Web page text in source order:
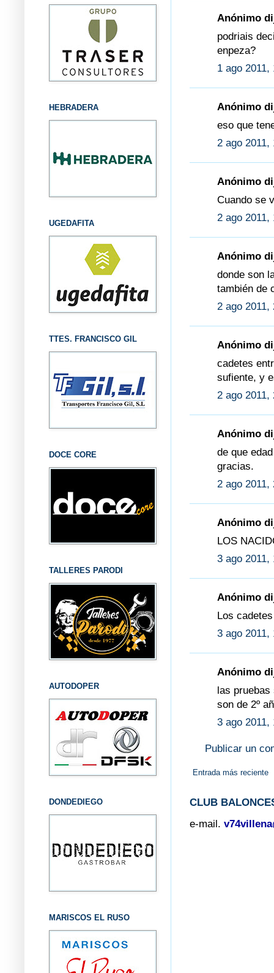
Anónimo
podriais
enpeza?
1 ago 2011,
Anónimo
eso que
2 ago 2011,
Anónimo
Cuando se
2 ago 2011,
Anónimo
donde son
también de
2 ago 2011,
Anónimo
cadetes
sufiente, y
2 ago 2011,
Anónimo
de que
gracias.
2 ago 2011,
Anónimo
LOS
3 ago 2011,
Anónimo
Los
3 ago 2011,
Anónimo
las pruebas
son de 2º
3 ago 2011,
Publicar un
Entrada más reciente
CLUB
e-mail.
HEBRADERA
UGEDAFITA
TTES. FRANCISCO GIL
DOCE CORE
TALLERES PARODI
AUTODOPER
DONDEDIEGO
MARISCOS EL RUSO